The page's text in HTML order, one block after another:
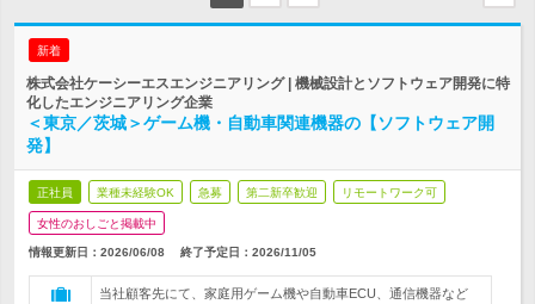
新着
株式会社ケーシーエスエンジニアリング | 機械設計とソフトウェア開発に特
化したエンジニアリング企業
＜東京／茨城＞ゲーム機・自動車関連機器の【ソフトウェア開
発】
正社員 業種未経験OK 急募 第二新卒歓迎 リモートワーク可
女性のおしごと掲載中
情報更新日：2026/06/08 終了予定日： 2026/11/05
当社顧客先にて、家庭用ゲーム機や自動車ECU、通信機器など